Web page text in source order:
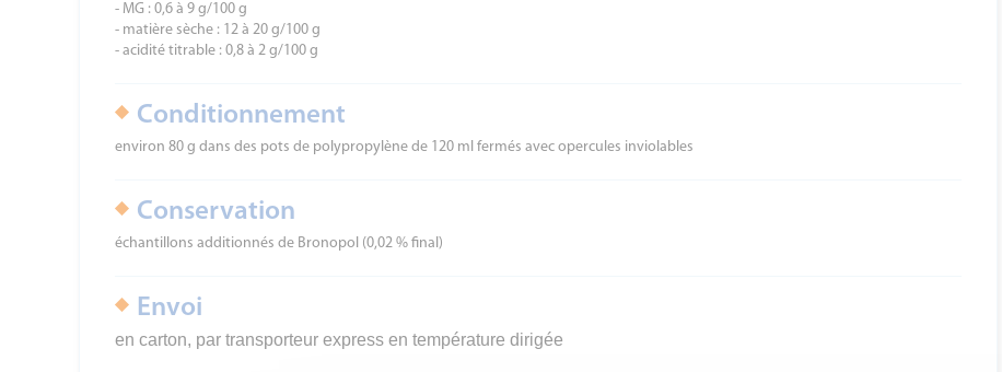
- MG : 0,6 à 9 g/100 g
- matière sèche : 12 à 20 g/100 g
- acidité titrable : 0,8 à 2 g/100 g
Conditionnement
environ 80 g dans des pots de polypropylène de 120 ml fermés avec opercules inviolables
Conservation
échantillons additionnés de Bronopol (0,02 % final)
Envoi
en carton, par transporteur express en température dirigée